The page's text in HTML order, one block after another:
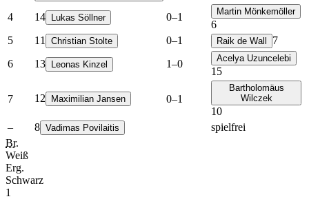
4 14 Lukas Söllner 0–1 Martin Mönkemöller
6
5
11 Christian Stolte 0–1 Raik de Wall
7
6
13 Leonas Kinzel 1–0 Acelya Uzuncelebi
15
7 12 Maximilian Jansen 0–1
Bartholomäus
Wilczek
10
–
8 Vadimas Povilaitis
spielfrei
Br.
Weiß
Erg.
Schwarz
1